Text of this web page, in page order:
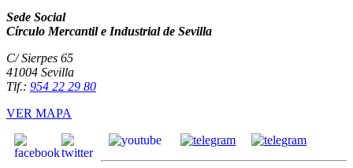
Sede Social
Círculo Mercantil e Industrial de Sevilla
C/ Sierpes 65
41004 Sevilla
Tlf.: 954 22 29 80
VER MAPA